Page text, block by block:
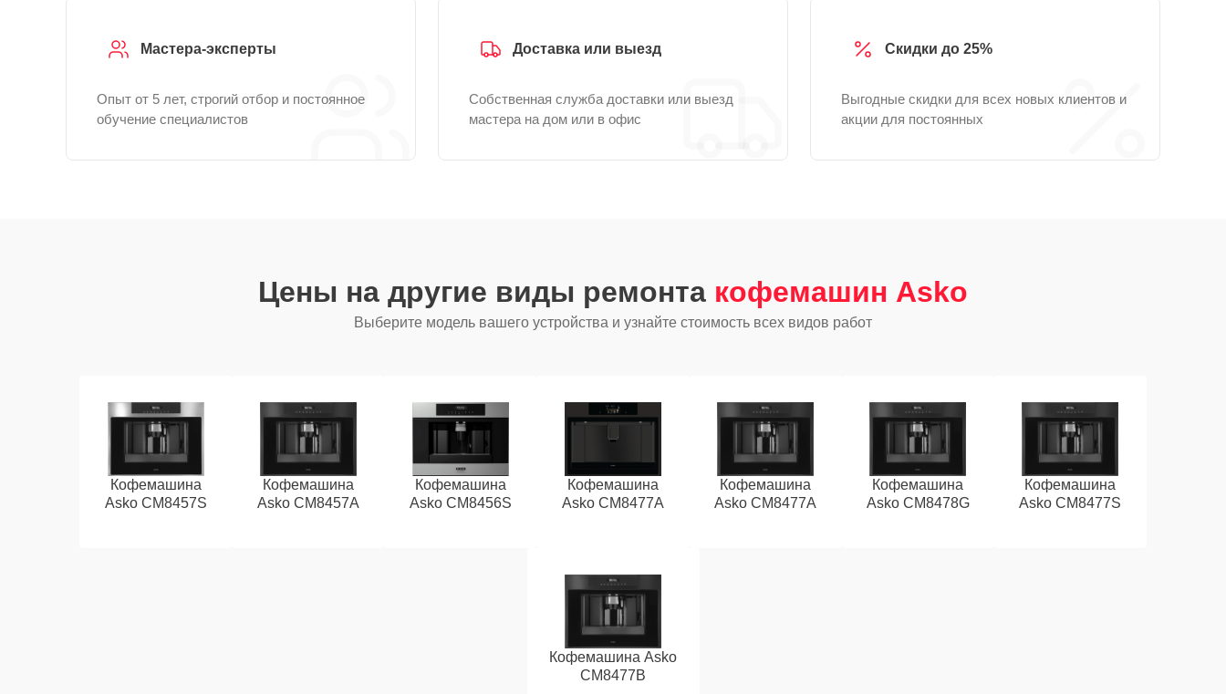
Мастера-эксперты
Опыт от 5 лет, строгий отбор и постоянное
обучение специалистов
Доставка или выезд
Собственная служба доставки или выезд
мастера на дом или в офис
Скидки до 25%
Выгодные скидки для всех новых клиентов и
акции для постоянных
Цены на другие виды ремонта кофемашин Asko
Выберите модель вашего устройства и узнайте стоимость всех видов работ
Кофемашина
Asko CM8457S
Кофемашина
Asko CM8457A
Кофемашина
Asko CM8456S
Кофемашина
Asko CM8477A
Кофемашина
Asko СМ8477А
Кофемашина
Asko CM8478G
Кофемашина
Asko CM8477S
Кофемашина Asko
CM8477B